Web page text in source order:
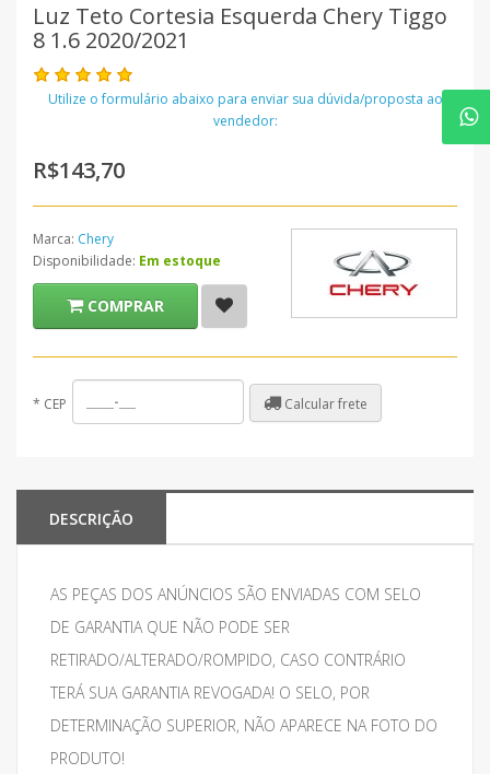
Luz Teto Cortesia Esquerda Chery Tiggo
8 1.6 2020/2021
Utilize o formulário abaixo para enviar sua dúvida/proposta ao
vendedor:
R$143,70
Marca: Chery
Disponibilidade: Em estoque
COMPRAR
* CEP Calcular frete
DESCRIÇÃO
AS PEÇAS DOS ANÚNCIOS SÃO ENVIADAS COM SELO
DE GARANTIA QUE NÃO PODE SER
RETIRADO/ALTERADO/ROMPIDO, CASO CONTRÁRIO
TERÁ SUA GARANTIA REVOGADA! O SELO, POR
DETERMINAÇÃO SUPERIOR, NÃO APARECE NA FOTO DO
PRODUTO!